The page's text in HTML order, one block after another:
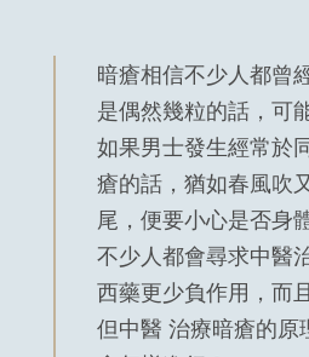
暗瘡相信不少人都曾
是偶然幾粒的話，可
如果男士發生經常於
瘡的話，猶如春風吹
尾，便要小心是否身
不少人都會尋求中醫
西藥更少負作用，而
但中醫 治療暗瘡的原